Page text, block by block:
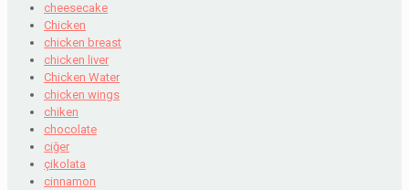
cheesecake
Chicken
chicken breast
chicken liver
Chicken Water
chicken wings
chiken
chocolate
ciğer
çikolata
cinnamon